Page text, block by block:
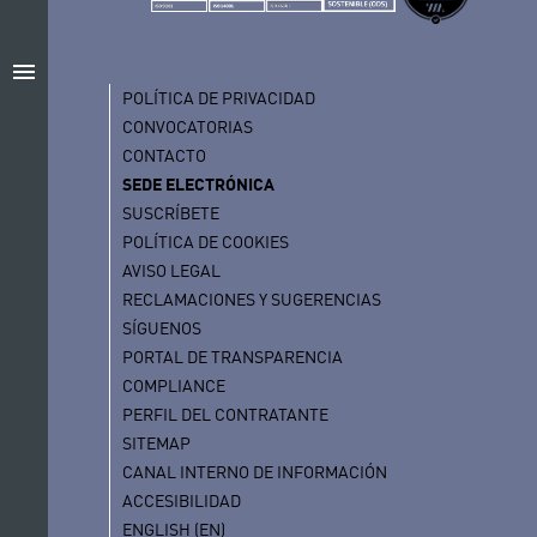
menu
POLÍTICA DE PRIVACIDAD
CONVOCATORIAS
CONTACTO
SEDE ELECTRÓNICA
SUSCRÍBETE
POLÍTICA DE COOKIES
AVISO LEGAL
RECLAMACIONES Y SUGERENCIAS
SÍGUENOS
PORTAL DE TRANSPARENCIA
COMPLIANCE
PERFIL DEL CONTRATANTE
SITEMAP
CANAL INTERNO DE INFORMACIÓN
ACCESIBILIDAD
ENGLISH (EN)